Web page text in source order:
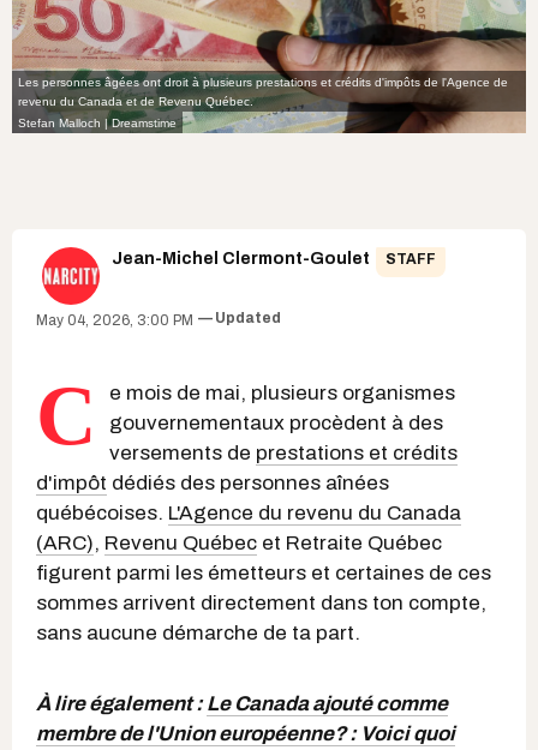
Les personnes âgées ont droit à plusieurs prestations et crédits d'impôts de l'Agence de
revenu du Canada et de Revenu Québec.
Stefan Malloch | Dreamstime
Jean-Michel Clermont-Goulet STAFF
May 04, 2026, 3:00 PM Updated
C
e mois de mai, plusieurs organismes
gouvernementaux procèdent à des
versements de prestations et crédits
d'impôt dédiés des personnes aînées
québécoises. L'Agence du revenu du Canada
(ARC), Revenu Québec et Retraite Québec
figurent parmi les émetteurs et certaines de ces
sommes arrivent directement dans ton compte,
sans aucune démarche de ta part.
À lire également :Le Canada ajouté comme
membre de l'Union européenne? : Voici quoi